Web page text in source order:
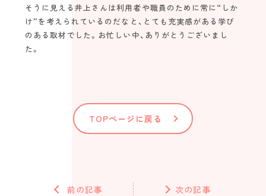
そうに見える井上さんは利用者や職員のために常に“しか
け”を考えられているのだなと、とても充実感がある学び
のある取材でした。お忙しい中、ありがとうございまし
た。
TOPページに戻る
前の記事 次の記事